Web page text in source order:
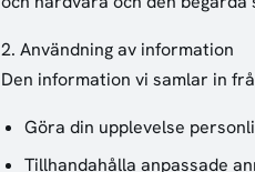
2. Användning av information
Den information vi samlar in
Göra din upplevelse
Tillhandahålla anpassade